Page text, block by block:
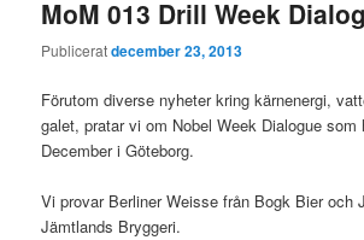
MoM 013 Drill Week
Publiceratdecember 23, 2013
Förutom diverse nyheter kring kärnenergi,
galet, pratar vi om Nobel Week Dialogue som
December i Göteborg.
Vi provar Berliner Weisse från Bogk Bier och
Jämtlands Bryggeri.